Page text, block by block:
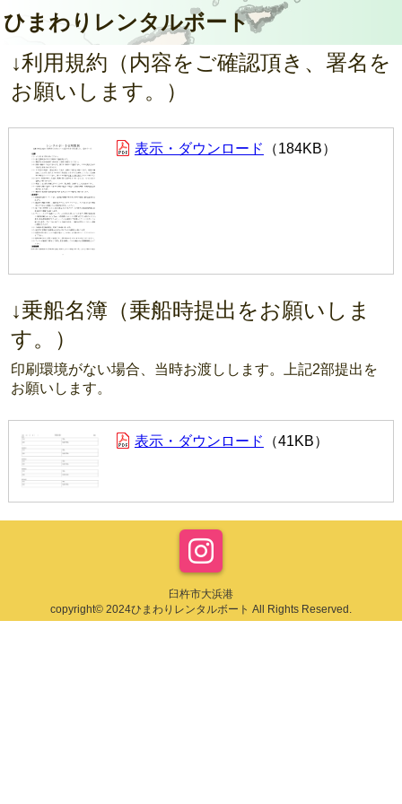
ひまわりレンタルボート
↓利用規約（内容をご確認頂き、署名を
お願いします。）
表示・ダウンロード 184KB
↓乗船名簿（乗船時提出をお願いしま
す。）
印刷環境がない場合、当時お渡しします。上記2部提出を
お願いします。
表示・ダウンロード 41KB
臼杵市大浜港
copyright© 2024ひまわりレンタルボート All Rights Reserved.